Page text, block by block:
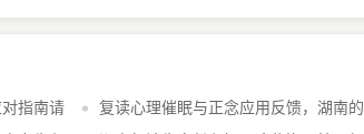
指南请
复读心理催眠与正念应用反馈，湖南的